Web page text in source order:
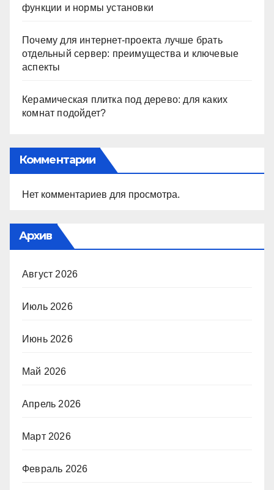
функции и нормы установки
Почему для интернет-проекта лучше брать
отдельный сервер: преимущества и ключевые
аспекты
Керамическая плитка под дерево: для каких
комнат подойдет?
Комментарии
Нет комментариев для просмотра.
Архив
Август 2026
Июль 2026
Июнь 2026
Май 2026
Апрель 2026
Март 2026
Февраль 2026